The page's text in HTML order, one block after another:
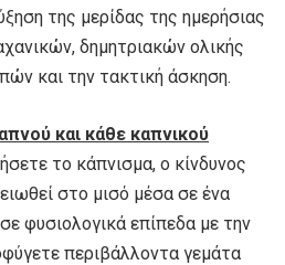
της μερίδας της ημερήσιας
δημητριακών ολικής
και την τακτική άσκηση.
και κάθε καπνικού
το κάπνισμα, ο κίνδυνος
στο μισό μέσα σε ένα
φυσιολογικά επίπεδα με την
περιβάλλοντα γεμάτα